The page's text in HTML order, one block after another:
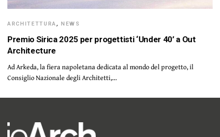
ARCHITETTURA,NEWS
Premio Sirica 2025 per progettisti ‘Under 40’ a Out
Architecture
Ad Arkeda, la fiera napoletana dedicata al mondo del progetto, il
Consiglio Nazionale degli Architetti,…